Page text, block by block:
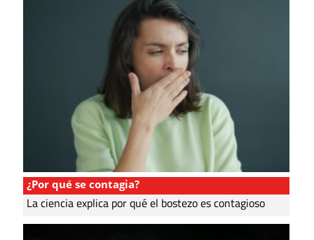
¿Por qué se contagia?
La ciencia explica por qué el bostezo es contagioso